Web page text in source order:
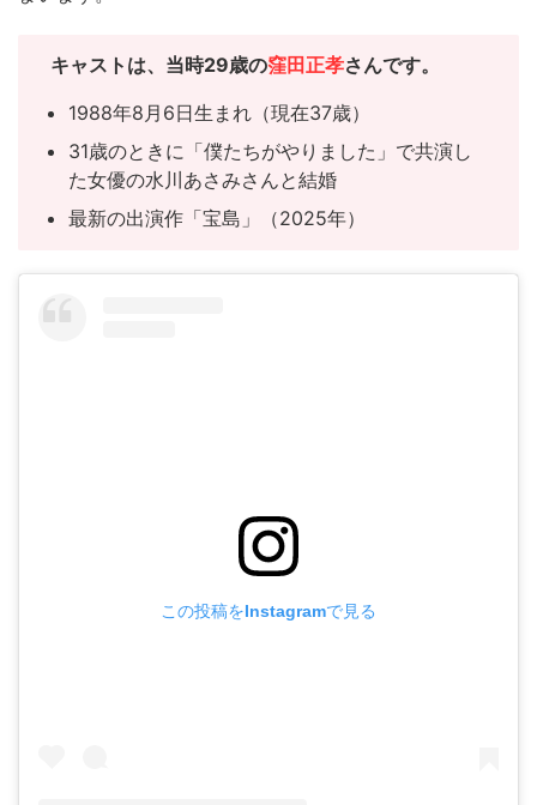
キャスト は、当時29歳の窪田正孝さんです。
1988年8月6日生まれ（現在37歳）
31歳のときに「僕たちがやりました」で共演し
た女優の水川あさみさんと結婚
最新の出演作「宝島」（2025年）
この投稿をInstagramで見る